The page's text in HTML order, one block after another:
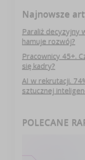
Najnowsze
Paraliż decyzyjny
hamuje rozwój?
Pracownicy 45+.
się kadry?
AI w rekrutacji.
sztucznej
POLECANE